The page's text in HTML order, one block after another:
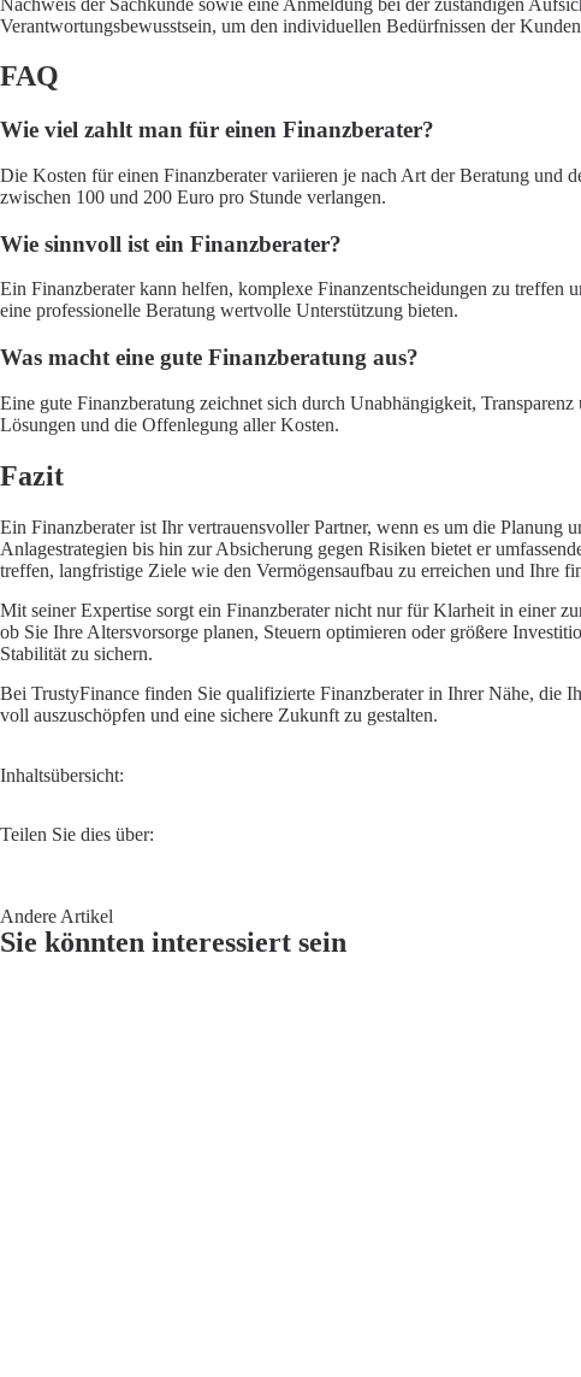
Verantwortungsbewusstsein, um den individuellen Bedürfnissen der
FAQ
Wie viel zahlt man für einen Finanzberater?
Die Kosten für einen Finanzberater variieren je nach Art der Beratung und
zwischen 100 und 200 Euro pro Stunde verlangen.
Wie sinnvoll ist ein Finanzberater?
Ein Finanzberater kann helfen, komplexe Finanzentscheidungen zu
eine professionelle Beratung wertvolle Unterstützung bieten.
Was macht eine gute Finanzberatung aus?
Eine gute Finanzberatung zeichnet sich durch Unabhängigkeit,
Lösungen und die Offenlegung aller Kosten.
Fazit
Ein Finanzberater ist Ihr vertrauensvoller Partner, wenn es um die
Anlagestrategien bis hin zur Absicherung gegen Risiken bietet er
treffen, langfristige Ziele wie den Vermögensaufbau zu erreichen und Ihre
Mit seiner Expertise sorgt ein Finanzberater nicht nur für Klarheit in einer
ob Sie Ihre Altersvorsorge planen, Steuern optimieren oder größere
Stabilität zu sichern.
Bei TrustyFinance finden Sie qualifizierte Finanzberater in Ihrer Nähe, die
voll auszuschöpfen und eine sichere Zukunft zu gestalten.
Inhaltsübersicht:
Teilen Sie dies über:
Andere Artikel
Sie könnten interessiert sein